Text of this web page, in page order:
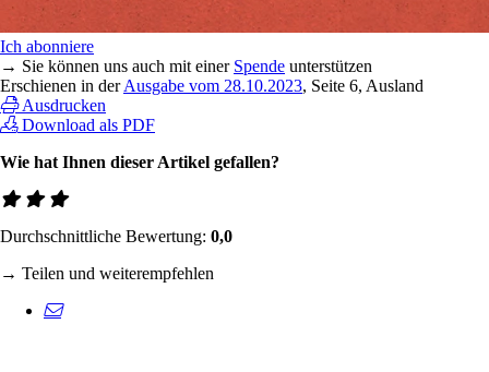
Ich abonniere
→ Sie können uns auch mit einer Spende unterstützen
Erschienen in derAusgabe vom 28.10.2023, Seite 6, Ausland
Ausdrucken
Download als PDF
Wie hat Ihnen dieser Artikel gefallen?
Durchschnittliche Bewertung: 0,0
→ Teilen und weiterempfehlen